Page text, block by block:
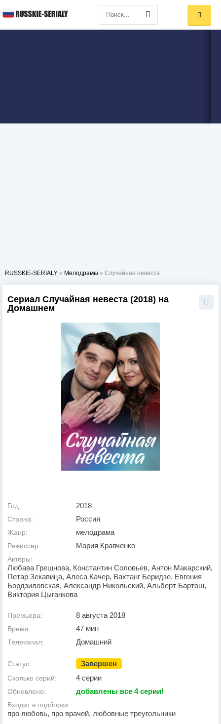
RUSSKIE-SERIALY » Мелодрамы » Случайная невеста
Сериал Случайная невеста (2018) на
Домашнем
Год: 2018
Страна: Россия
Жанр: мелодрама
Режиссер: Мария Кравченко
Актёры:
Любава Грешнова, Константин Соловьев, Антон Макарский,
Петар Зекавица, Алеса Качер, Вахтанг Беридзе, Евгения
Бордзиловская, Александр Никольский, Альберт Бартош,
Виктория Цыганкова
Премьера: 8 августа 2018
Время: 47 мин
Телеканал: Домашний
Статус: Завершен
Сколько серий: 4 серии
Обновлено: добавлены все 4 серии!
Входит в подборки:
про любовь, про врачей, любовные треугольники